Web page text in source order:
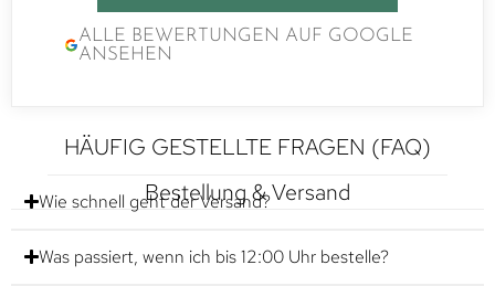
ALLE BEWERTUNGEN AUF GOOGLE
ANSEHEN
HÄUFIG GESTELLTE FRAGEN (FAQ)
Bestellung & Versand
Wie schnell geht der Versand?
Was passiert, wenn ich bis 12:00 Uhr bestelle?